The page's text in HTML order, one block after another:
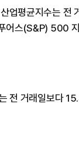
업평균지수는
스(S&P) 500
전 거래일보다